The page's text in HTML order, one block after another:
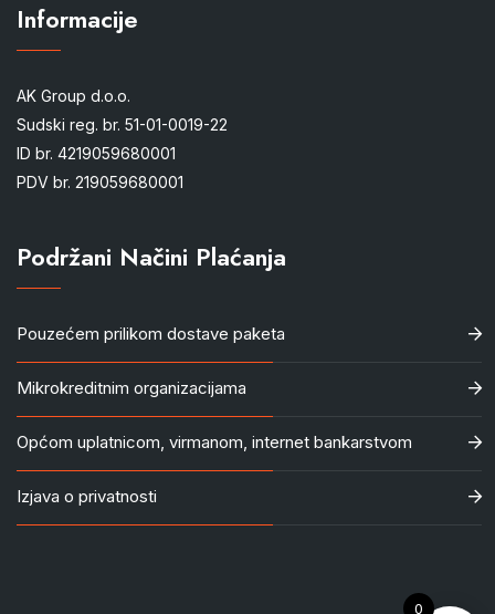
Informacije
AK Group d.o.o.
Sudski reg. br. 51-01-0019-22
ID br. 4219059680001
PDV br. 219059680001
Podržani Načini Plaćanja
Pouzećem prilikom dostave paketa
Mikrokreditnim organizacijama
Općom uplatnicom, virmanom, internet bankarstvom
Izjava o privatnosti
0